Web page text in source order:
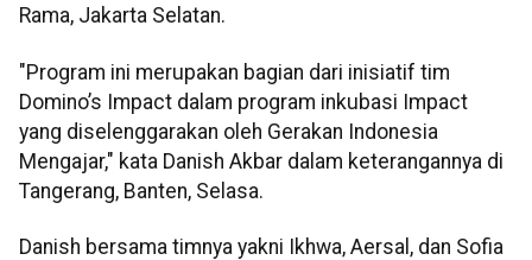
Rama, Jakarta Selatan.
"Program ini merupakan bagian dari inisiatif tim
Domino’s Impact dalam program inkubasi Impact
yang diselenggarakan oleh Gerakan Indonesia
Mengajar," kata Danish Akbar dalam keterangannya di
Tangerang, Banten, Selasa.
Danish bersama timnya yakni Ikhwa, Aersal, dan Sofia